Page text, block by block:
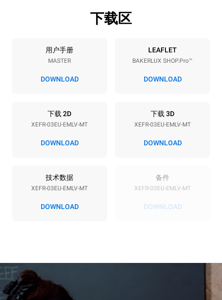
烤盘规格
3 600x400
烤盘间距
230V 1N~ 3.5
*电力能耗（kwh）和co2排放
通过选择购买由可再生能源
下载区
用户手册
MASTER
DOWNLOAD
LEAFLET
BAKERLUX SHOP.Pro™
DOWNLOAD
下载 2D
XEFR-03EU-EMLV-MT
DOWNLOAD
下载 3D
XEFR-03EU-EMLV-MT
DOWNLOAD
技术数据
XEFR-03EU-EMLV-MT
DOWNLOAD
备件
XEFR-03EU-EMLV-MT
DOWNLOAD